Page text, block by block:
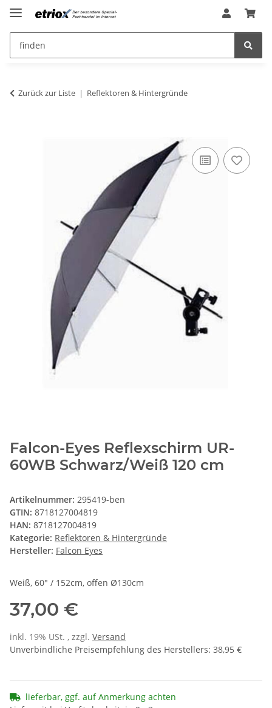
Zurück zur Liste Reflektoren & Hintergründe
Falcon-Eyes Reflexschirm UR-
60WB Schwarz/Weiß 120 cm
Artikelnummer: 295419-ben
GTIN: 8718127004819
HAN: 8718127004819
Kategorie: Reflektoren & Hintergründe
Hersteller: Falcon Eyes
Weiß, 60" / 152cm, offen Ø130cm
37,00 €
inkl. 19% USt. , zzgl. Versand
Unverbindliche Preisempfehlung des Herstellers: 38,95 €
lieferbar, ggf. auf Anmerkung achten